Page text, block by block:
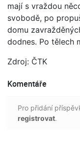
mají s vraždou
svobodě, po
domu
dodnes. Po tělech
Zdroj: ČTK
Komentáře
Pro přidání
registrovat.